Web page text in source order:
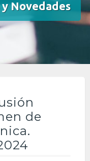
Novedades
de